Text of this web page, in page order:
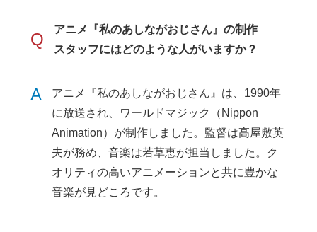
Q
アニメ『私のあしながおじさん』の制作
スタッフにはどのような人がいますか？
A
アニメ『私のあしながおじさん』は、1990年
に放送され、ワールドマジック（Nippon
Animation）が制作しました。監督は高屋敷英
夫が務め、音楽は若草恵が担当しました。ク
オリティの高いアニメーションと共に豊かな
音楽が見どころです。